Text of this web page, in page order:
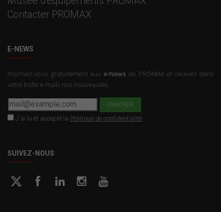
Contacter PROMAX
E-NEWS
Inscrivez-vous gratuitement aux e-Newsde PROMAX et recevez dans
votre boîte e-mails nos nouveautés.
J'ai lu et accepté la Politique de confidentialité
SUIVEZ-NOUS